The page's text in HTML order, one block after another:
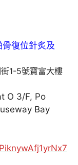
1-5號寶富大樓
O 3/F, Po
Bay